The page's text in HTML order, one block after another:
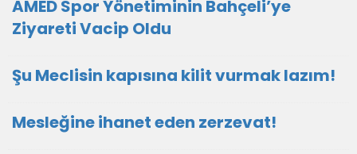
AMED Spor Yönetiminin Bahçeli’ye
Ziyareti Vacip Oldu
Şu Meclisin kapısına kilit vurmak lazım!
Mesleğine ihanet eden zerzevat!